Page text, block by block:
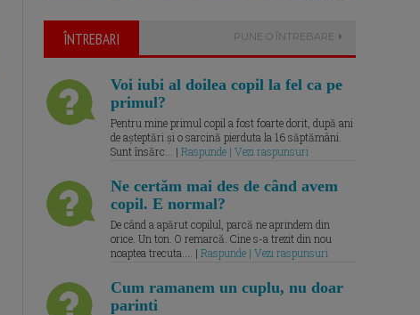
ÎNTREBARI PUNE O ÎNTREBARE
Voi iubi al doilea copil la fel ca pe
primul?
Pentru mine primul copil a fost foarte dorit, după ani
de așteptări și o sarcină pierduta la 16 săptămâni.
Sunt însărc... | Raspunde | Vezi raspunsuri
Ne certăm mai des de când avem
copil. E normal?
De când a apărut copilul, parcă ne aprindem din
orice. Un ton. O remarcă. Cine s-a trezit din nou
noaptea trecuta.... | Raspunde | Vezi raspunsuri
Cum ramanem un cuplu, nu doar
parinti